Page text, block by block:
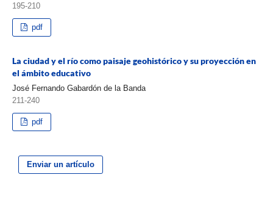
195-210
pdf
La ciudad y el río como paisaje geohistórico y su proyección en
el ámbito educativo
José Fernando Gabardón de la Banda
211-240
pdf
Enviar un artículo